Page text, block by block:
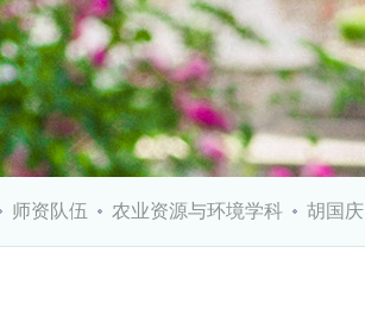
师资队伍 农业资源与环境学科 胡国庆